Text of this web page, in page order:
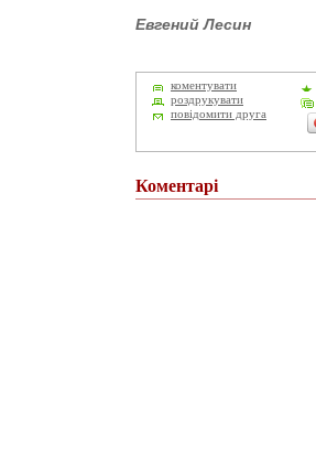
Евгений Лесин
коментувати
роздрукувати
повідомити друга
Коментарі